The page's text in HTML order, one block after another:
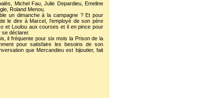
Michel Fau, Julie Depardieu, Emeline
Roland Menou.
un dimanche à la campagne ? Et pour
le dire à Marcel, l’employé de son père
et Loulou aux courses et il en pince pour
se déclarer.
il fréquente pour six mois la Prison de la
pour satisfaire les besoins de son
que Mercandieu est bijoutier, fait